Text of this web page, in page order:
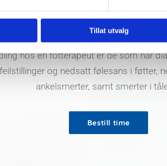
Tillat utvalg
negler, vonde negler, negle- og
annet helsepersonell dersom vi ser
hos en fotterapeut er de som har
og nedsatt følesans i føtter,
ankelsmerter, samt smerter i
Bestill time